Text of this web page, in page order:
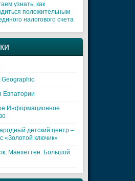
узнать, как
положительным
налогового счета
Geographic
Евпатории
Информационное
детский центр –
«Золотой ключик»
Манхеттен. Большой